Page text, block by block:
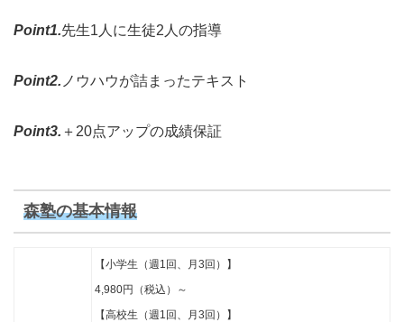
Point1.先生1人に生徒2人の指導
Point2. ノウハウが詰まったテキスト
Point3. ＋20点アップの成績保証
森塾の基本情報
【小学生（週1回、月3回）】
4,980円（税込）～
【高校生（週1回、月3回）】